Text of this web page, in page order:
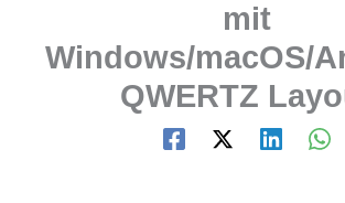
mit
Windows/macOS/
QWERTZ